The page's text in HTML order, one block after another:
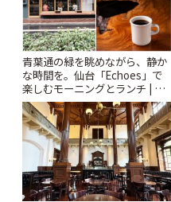
青葉通の緑を眺めながら、静か
な時間を。仙台「Echoes」で
楽しむモーニングとランチ | こ
とりっぷ